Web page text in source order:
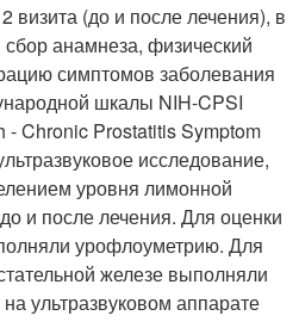
визита (до и после лечения), в
анамнеза, физический
симптомов заболевания
шкалы NIH-CPSI
- Chronic Prostatitis Symptom
исследование,
уровня лимонной
и после лечения. Для оценки
урофлоуметрию. Для
железе выполняли
ультразвуковом аппарате